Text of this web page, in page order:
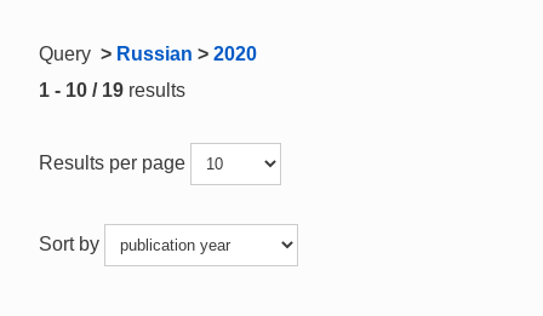
Query > Russian > 2020
1 - 10 / 19 results
Results per page
Sort by